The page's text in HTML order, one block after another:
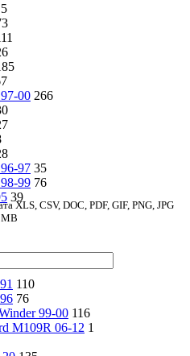
5
00 266
97 35
99 76
39
110
76
99-00 116
M109R 06-12 1
XLS, CSV, DOC, PDF, GIF, PNG, JPG
MB